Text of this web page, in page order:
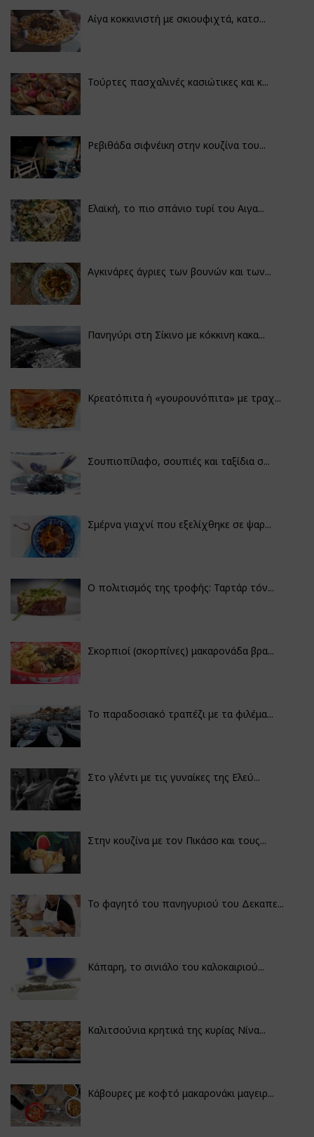
Αίγα κοκκινιστή με σκιουφιχτά, κατσ...
Τούρτες πασχαλινές κασιώτικες και κ...
Ρεβιθάδα σιφνέικη στην κουζίνα του...
Ελαϊκή, το πιο σπάνιο τυρί του Αιγα...
Αγκινάρες άγριες των βουνών και των...
Πανηγύρι στη Σίκινο με κόκκινη κακα...
Κρεατόπιτα ή «γουρουνόπιτα» με τραχ...
Σουπιοπίλαφο, σουπιές και ταξίδια σ...
Σμέρνα γιαχνί που εξελίχθηκε σε ψαρ...
Ο πολιτισμός της τροφής: Ταρτάρ τόν...
Σκορπιοί (σκορπίνες) μακαρονάδα βρα...
Το παραδοσιακό τραπέζι με τα φιλέμα...
Στο γλέντι με τις γυναίκες της Ελεύ...
Στην κουζίνα με τον Πικάσο και τους...
Το φαγητό του πανηγυριού του Δεκαπε...
Κάπαρη, το σινιάλο του καλοκαιριού...
Καλιτσούνια κρητικά της κυρίας Νίνα...
Κάβουρες με κοφτό μακαρονάκι μαγειρ...